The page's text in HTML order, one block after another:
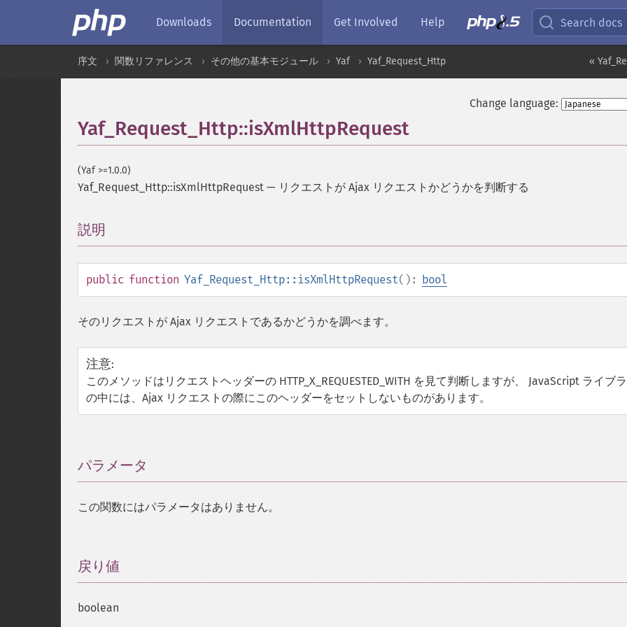
Downloads Documentation Get Involved Help Search docs
«
序文 関数リファレンス その他の基本モジュール Yaf Yaf_Request_Http
Change language:
Yaf_Request_Http::isXmlHttpRequest
(Yaf >=1.0.0)
Yaf_Request_Http::isXmlHttpRequest — リクエストが Ajax リクエストかどうかを判断する
説明
public function Yaf_Request_Http::isXmlHttpRequest(): bool
そのリクエストが Ajax リクエストであるかどうかを調べます。
注意:
このメソッドはリクエストヘッダーの HTTP_X_REQUESTED_WITH を見て判断しますが、 JavaScript ライブ
の中には、Ajax リクエストの際にこのヘッダーをセットしないものがあります。
パラメータ
この関数にはパラメータはありません。
戻り値
boolean